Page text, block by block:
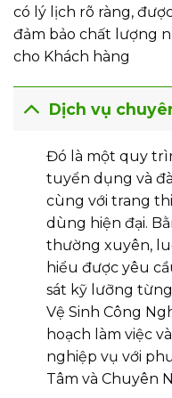
có lý lịch rõ ràng,
đảm bảo chất lượng
cho Khách hàng
Dịch vụ
Đó là một quy
tuyển dụng và
cùng với trang
dùng hiện đại.
thường xuyên,
hiểu được yêu
sát kỹ lưỡng
Vệ Sinh Công
hoạch làm việc
nghiệp vụ với
Tâm và Chuyên